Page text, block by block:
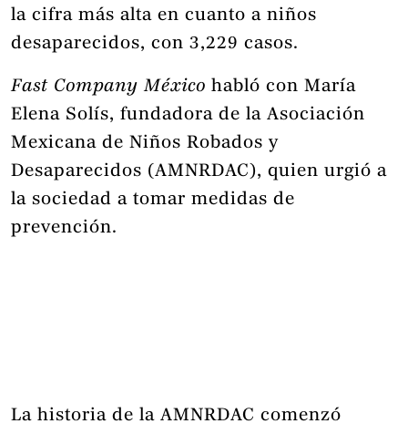
la cifra más alta en cuanto a niños
desaparecidos, con 3,229 casos.
Fast Company México habló con María
Elena Solís, fundadora de la Asociación
Mexicana de Niños Robados y
Desaparecidos (AMNRDAC), quien urgió a
la sociedad a tomar medidas de
prevención.
La historia de la AMNRDAC comenzó